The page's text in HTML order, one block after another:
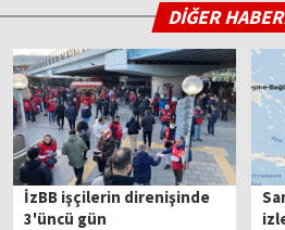
DİĞER
İzBB işçilerin direnişinde
3'üncü gün